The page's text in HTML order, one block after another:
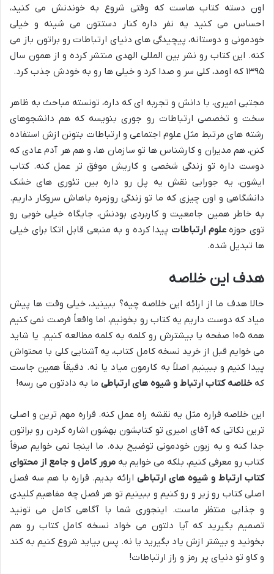
اون دسته کتاب هاست که وقتی شروع به خوندنش می کنید،
احساس می کنید یه نفر داره کنار دستتون می شینه و خیلی
خودمونی و دوستانه، پیچیدگی های دنیای ارتباطات رو براتون باز می
کنه. این کتاب رو نشر بین المللی الهدی منتشر کرده و از همون سال
۱۳۹۵ که اومد، کلی سر و صدا کرد و خیلی ها رو به خودش جذب کرد.
مجتبی امیری، با دانش و تجربه ای که داره، تونسته مباحث به ظاهر
سخت و تخصصی ارتباطات رو جوری بنویسه که هم دانشجوهای
رشته های مرتبط مثل علوم اجتماعی و ارتباطات بتونن ازش استفاده
کنن، هم مدیران و کارشناس ها تو سازمان ها، و هم هر آدم عادی که
دوست داره تو زندگی شخصی و کاریش موفق تر عمل کنه. کتاب
ایشون، یه جورایی نقش یه پل رو داره بین تئوری های خشک
دانشگاهی و اون چیزی که ما تو زندگی روزمره باهاش سروکار داریم.
به خاطر همین جامعیت و کاربردی بودنش، جایگاه خیلی خوبی رو
توی حوزهعلوم ارتباطات پیدا کرده و به منبعی قابل اتکا برای خیلی
ها تبدیل شده.
هدف این خلاصه
حالا هدف ما از ارائه این خلاصه چیه؟ ببینید، خیلی وقت ها پیش
میاد که دوست داریم یه کتاب رو بخونیم، اما واقعاً فرصت نمی کنیم
همه ۱۰۵ صفحه یا بیشترش رو کلمه به کلمه مطالعه کنیم. یا شاید
می خوایم قبل از خرید نسخه کامل کتاب، یه آشنایی کلی با محتواش
پیدا کنیم و ببینیم اصلاً به کارمون میاد یا نه. دقیقاً همین جاست
که خلاصه کتاب ارتباط و شیوه های ارتباطی ما به دادتون می رسه!
این خلاصه قراره مثل یه نقشه راه عمل کنه. قراره مهم ترین و اصلی
ترین نکاتی که آقای امیری تو کتابشون بهشون اشاره کردن رو براتون
جدا کنه و به زبون خودمونی توضیح بده. ما اینجا نمی خوایم صرفاً
کتاب رو معرفی کنیم، بلکه می خوایم یه مرور کامل و جامع از محتوای
کتاب ارتباط و شیوه های ارتباطی ارائه بدیم. قراره با هم سه فصل
اصلی کتاب رو زیر و رو کنیم و ببینیم تو هر فصل چه مفاهیم کلیدی
و جذابی منتظر ماست. اینجوری شما با آگاهی کامل می تونید
تصمیم بگیرید که آیا دلتون می خواد نسخه کامل کتاب رو هم
بخونید و بیشتر ازش یاد بگیرید یا نه. پس بیاید شروع کنیم به کند
و کاو تو دنیای پر رمز و راز ارتباطات!